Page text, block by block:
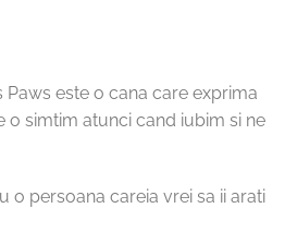
este o cana care exprima
o simtim atunci cand iubim si ne
o persoana careia vrei sa ii arati